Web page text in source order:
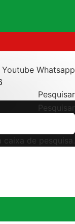
Youtube Whatsapp
Pesquisar
Pesquisar
caixa de pesquisa.